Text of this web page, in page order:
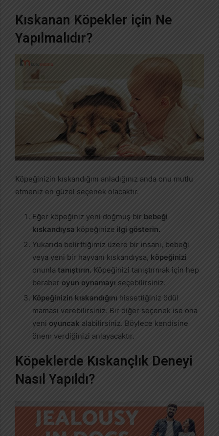
Kıskanan Köpekler için Ne
Yapılmalıdır?
Köpeğinizin kıskandığını anladığınız anda onu mutlu
etmeniz en güzel seçenek olacaktır.
Eğer köpeğiniz yeni doğmuş bir bebeği
kıskandıysa köpeğinize ilgi gösterin.
Yukarıda belirttiğimiz üzere bir insanı, bebeği
veya yeni bir hayvanı kıskandıysa, köpeğinizi
onunla tanıştırın. Köpeğinizi tanıştırmak için hep
beraber oyun oynamayı seçebilirsiniz.
Köpeğinizin kıskandığını hissettiğiniz ödül
maması verebilirsiniz. Bir diğer seçenek ise ona
yeni oyuncak alabilirsiniz. Böylece kendisine
önem verdiğinizi anlayacaktır.
Köpeklerde Kıskançlık Deneyi
Nasıl Yapıldı?